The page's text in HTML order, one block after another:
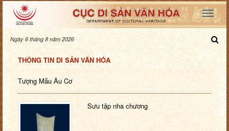
Ngày 6 tháng 8 năm 2026
THÔNG TIN DI SẢN VĂN HÓA
Tượng Mẫu Âu Cơ
Sưu tập nha chương